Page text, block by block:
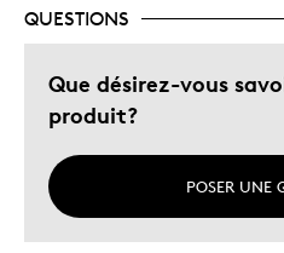
QUESTIONS
Que désirez-vous
produit?
POSER UNE